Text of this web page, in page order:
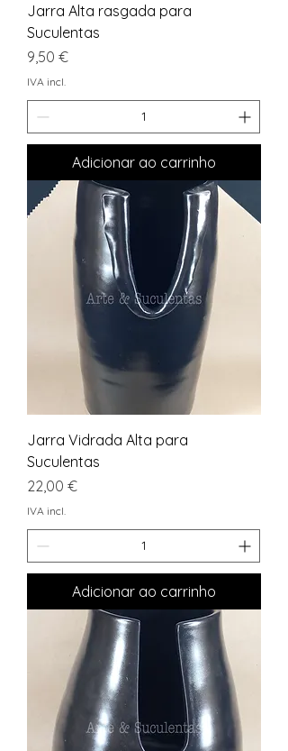
Jarra Alta rasgada para
Suculentas
Preço
9,50 €
IVA incl.
Adicionar ao carrinho
Jarra Vidrada Alta para
Suculentas
Preço
22,00 €
IVA incl.
Adicionar ao carrinho